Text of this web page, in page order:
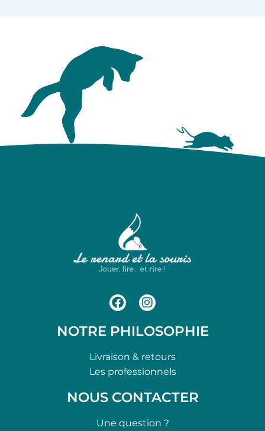
NOTRE PHILOSOPHIE
Livraison & retours
Les professionnels
NOUS CONTACTER
Une question ?